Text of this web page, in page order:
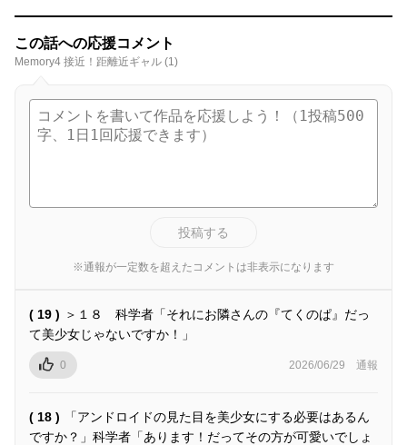
この話への応援コメント
Memory4 接近！距離近ギャル (1)
投稿する
※通報が一定数を超えたコメントは非表示になります
( 19 ) ＞１８ 科学者「それにお隣さんの『てくのぱ』だっ
て美少女じゃないですか！」
0 2026/06/29 通報
( 18 )
「アンドロイドの見た目を美少女にする必要はあるん
ですか？」科学者「あります！だってその方が可愛いでしょ